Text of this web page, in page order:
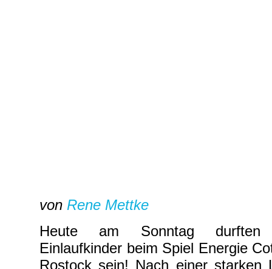
von Rene Mettke
Heute am Sonntag durften
Einlaufkinder beim Spiel Energie
Rostock sein! Nach einer starken